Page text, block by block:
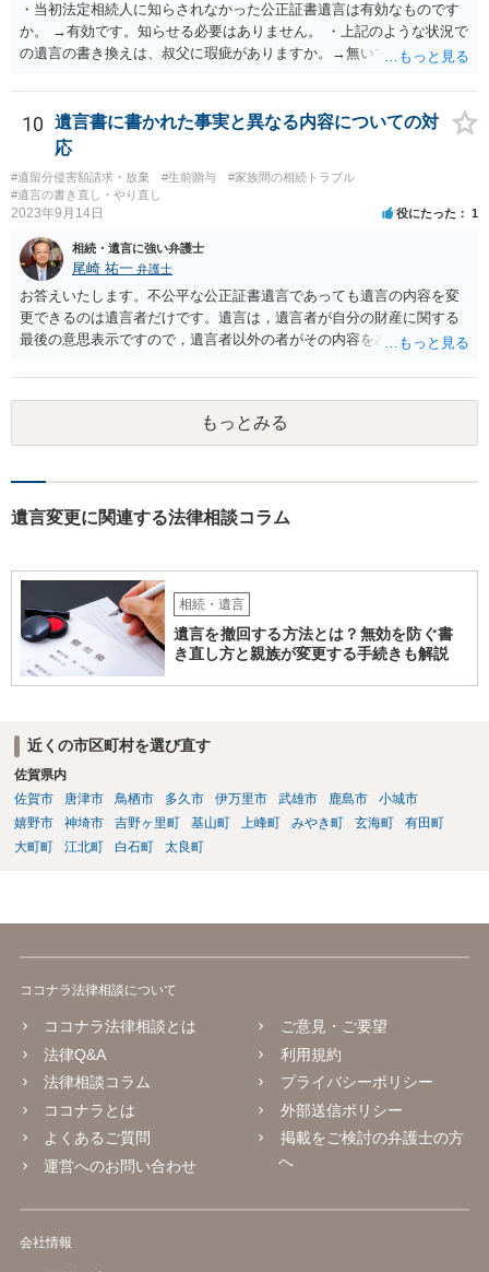
・当初法定相続人に知らされなかった公正証書遺言は有効なものです
か。 →有効です。知らせる必要はありません。 ・上記のような状況で
の遺言の書き換えは、叔父に瑕疵がありますか。→無いです。 ・分割
ますか。 →本人が自由に決められますので、どこが妥当とは言えない
です。客観的な基準もありません。 ・できれば穏やかに、分割を拒否
することはできますか。 →分割を拒否するということは、遺産はいら
と拒否することはできます。理由を説明する必要はありません。
10
遺言書に書かれた事実と異なる内容についての対
応
#遺留分侵害額請求・放棄 #生前贈与
#家族間の相続トラブル
#遺言の書き直し・やり直し
2023年9月14日 役にたった 1
相続・遺言に強い弁護士
尾崎 祐一 弁護士
お答えいたします。不公平な公正証書遺言であっても遺言の内容を変
更できるのは遺言者だけです。遺言は，遺言者が自分の財産に関する
最後の意思表示ですので，遺言者以外の者がその内容を左右させるこ
とはできないのです。
もっとみる
遺言変更に関連する法律相談コラム
相続・遺言
遺言を撤回する方法とは？無効を防ぐ書
き直し方と親族が変更する手続きも解説
近くの市区町村を選び直す
佐賀県内
佐賀市
唐津市 鳥栖市 多久市 伊万里市 武雄市 鹿島市
小城市
嬉野市
神埼市 吉野ヶ里町 基山町 上峰町 みやき町 玄海町
有田町
大町町
江北町 白石町 太良町
ココナラ法律相談について
ココナラ法律相談とは
法律Q&A
法律相談コラム
ココナラとは
よくあるご質問
運営へのお問い合わせ
ご意見・ご要望
利用規約
プライバシーポリシー
外部送信ポリシー
掲載をご検討の弁護士の方
へ
会社情報